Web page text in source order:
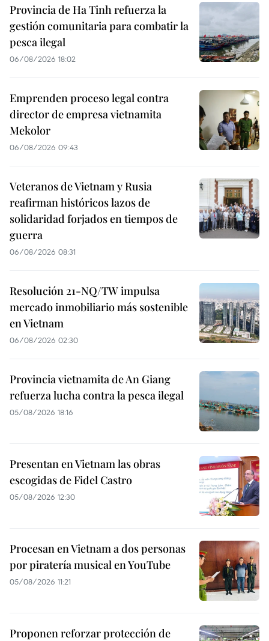
Provincia de Ha Tinh refuerza la
gestión comunitaria para combatir la
pesca ilegal
06/08/2026 18:02
Emprenden proceso legal contra
director de empresa vietnamita
Mekolor
06/08/2026 09:43
Veteranos de Vietnam y Rusia
reafirman históricos lazos de
solidaridad forjados en tiempos de
guerra
06/08/2026 08:31
Resolución 21-NQ/TW impulsa
mercado inmobiliario más sostenible
en Vietnam
06/08/2026 02:30
Provincia vietnamita de An Giang
refuerza lucha contra la pesca ilegal
05/08/2026 18:16
Presentan en Vietnam las obras
escogidas de Fidel Castro
05/08/2026 12:30
Procesan en Vietnam a dos personas
por piratería musical en YouTube
05/08/2026 11:21
Proponen reforzar protección de